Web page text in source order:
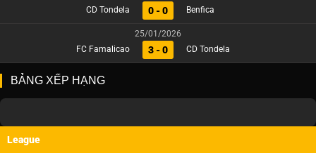
CD Tondela
0 - 0 Benfica
25/01/2026
FC Famalicao
3 - 0 CD Tondela
BẢNG XẾP HẠNG
League